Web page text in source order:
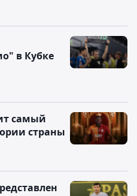
в Кубке
самый
страны